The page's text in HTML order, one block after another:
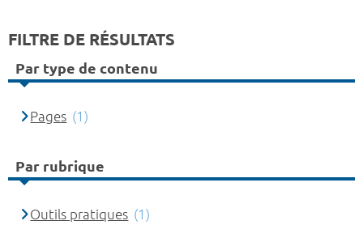
FILTRE DE RÉSULTATS
Par type de contenu
Pages (1)
Par rubrique
Outils pratiques (1)